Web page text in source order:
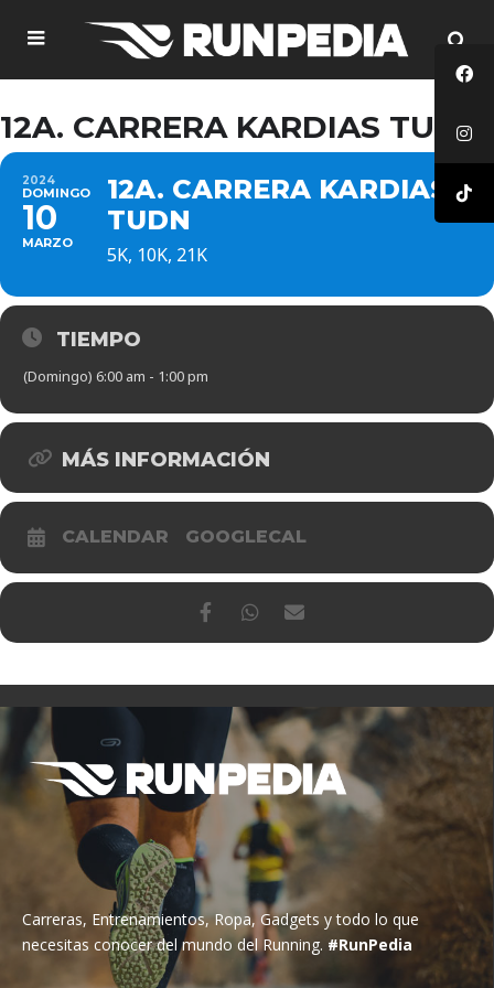
12A. CARRERA KARDIAS TUDN
2024
DOMINGO
10
MARZO
12A. CARRERA KARDIAS
TUDN
5K, 10K, 21K
TIEMPO
(Domingo) 6:00 am - 1:00 pm
MÁS INFORMACIÓN
CALENDAR GOOGLECAL
Carreras, Entrenamientos, Ropa, Gadgets y todo lo que
necesitas conocer del mundo del Running. #RunPedia